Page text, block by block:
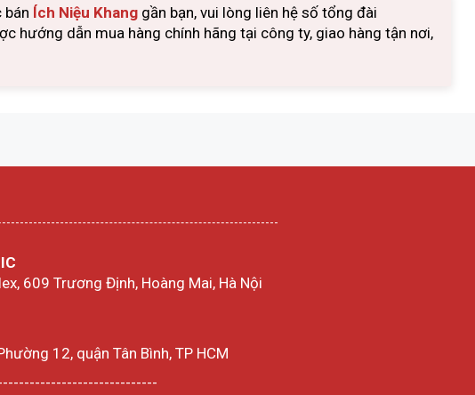
bán Ích Niệu Khang gần bạn, vui lòng liên hệ số tổng đài
hướng dẫn mua hàng chính hãng tại công ty, giao hàng tận nơi,
609 Trương Định, Hoàng Mai, Hà Nội
12, quận Tân Bình, TP HCM